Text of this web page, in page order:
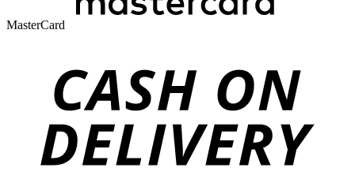
MasterCard